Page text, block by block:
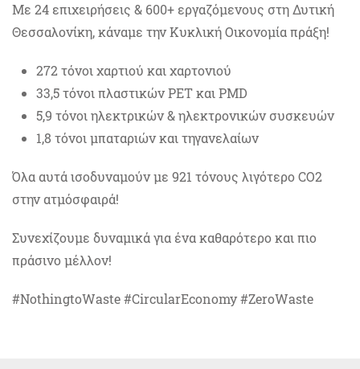
Με 24 επιχειρήσεις & 600+ εργαζόμενους στη Δυτική
Θεσσαλονίκη, κάναμε την Κυκλική Οικονομία πράξη!
272 τόνοι χαρτιού και χαρτονιού
33,5 τόνοι πλαστικών PET και PMD
5,9 τόνοι ηλεκτρικών & ηλεκτρονικών συσκευών
1,8 τόνοι μπαταριών και τηγανελαίων
Όλα αυτά ισοδυναμούν με 921 τόνους λιγότερο CO2
στην ατμόσφαιρά!
Συνεχίζουμε δυναμικά για ένα καθαρότερο και πιο
πράσινο μέλλον!
#NothingtoWaste #CircularEconomy #ZeroWaste